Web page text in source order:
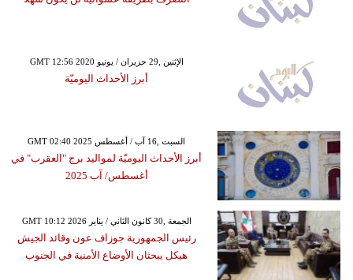
GMT 12:56 2020 الإثنين ,29 حزيران / يونيو
أبرز الأحداث اليوميّة
GMT 02:40 2025 السبت ,16 آب / أغسطس
أبرز الأحداث اليوميّة لمواليد برج "العقرب" في
أغسطس/ آب 2025
GMT 10:12 2026 الجمعة ,30 كانون الثاني / يناير
رئيس الجمهورية جوزاف عون وقائد الجيش
هيكل يبحثان الأوضاع الأمنية في الجنوب